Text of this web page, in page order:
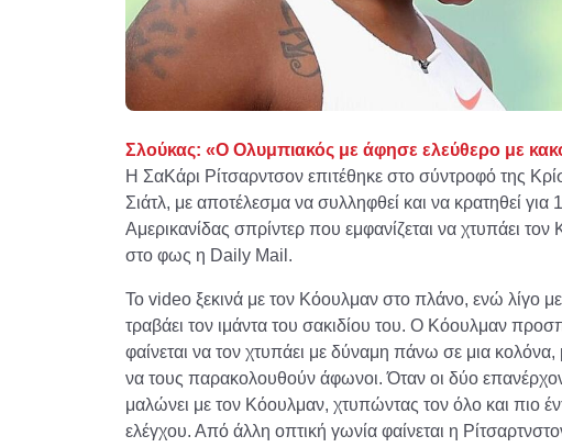
Σλούκας: «Ο Ολυμπιακός με άφησε ελεύθερο με
H ΣαΚάρι Ρίτσαρντσον επιτέθηκε στο σύντροφό της
Σιάτλ, με αποτέλεσμα να συλληφθεί και να κρατηθεί
Αμερικανίδας σπρίντερ που εμφανίζεται να χτυπάει
στο φως η Daily Mail.​
Το video ξεκινά με τον Κόουλμαν στο πλάνο, ενώ λίγο
τραβάει τον ιμάντα του σακιδίου του. Ο Κόουλμαν
φαίνεται να τον χτυπάει με δύναμη πάνω σε μια
να τους παρακολουθούν άφωνοι. Όταν οι δύο
μαλώνει με τον Κόουλμαν, χτυπώντας τον όλο και πιο
ελέγχου. Από άλλη οπτική γωνία φαίνεται η